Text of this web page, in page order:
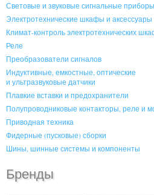
Световые и звуковые сигнальные приборы
Электротехнические шкафы и аксессуары
Климат-контроль электротехнических
Реле
Преобразователи сигналов
Индуктивные, емкостные, оптические
и ультразвуковые датчики
Плавкие вставки и предохранители
Полупроводниковые контакторы, реле и
Приводная техника
Фидерные (пусковые) сборки
Шины, шинные системы и компоненты
Бренды